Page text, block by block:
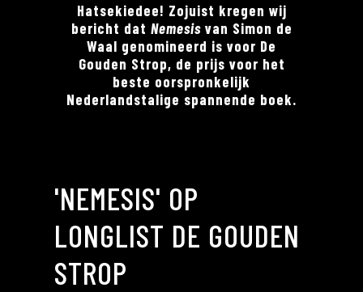
Hatsekiedee! Zojuist kregen wij
bericht dat Nemesis van Simon de
Waal genomineerd is voor De
Gouden Strop, de prijs voor het
beste oorspronkelijk
Nederlandstalige spannende boek.
'NEMESIS' OP
LONGLIST DE GOUDEN
STROP